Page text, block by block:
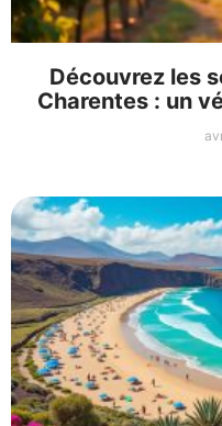
Découvrez les
Charentes : un